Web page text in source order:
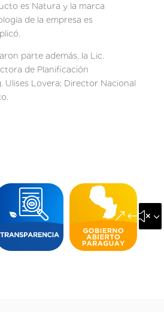
es Natura y la marca
de la empresa es
parte además, la Lic.
de Planificación
Ulises Lovera; Director Nacional